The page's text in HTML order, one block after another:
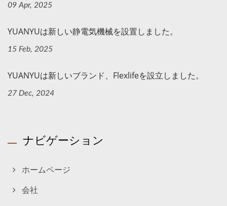
09 Apr, 2025
YUANYUは新しい静電気機械を設置しました。
15 Feb, 2025
YUANYUは新しいブランド、Flexlifeを設立しました。
27 Dec, 2024
ナビゲーション
ホームページ
会社